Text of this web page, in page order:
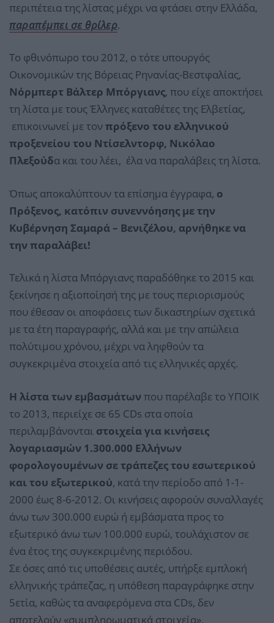
περιπέτεια της λίστας μέχρι να φτάσει στην Ελλάδα,
παραπέμπει σε θρίλερ.
Το φθινόπωρο του 2012, ο τότε υπουργός
Οικονομικών της Βόρειας Ρηνανίας-Βεστφαλίας,
Νόρμπερτ Βάλτερ Μπόργιανς, που είχε αποκτήσει
τη λίστα με τους Έλληνες καταθέτες της Ελβετίας,
επικοινωνεί με τονπρόξενο του ελληνικού
προξενείου του Ντίσελντορφ, Νικόλαο
Πλεξούδα και του λέει, έλα να παραλάβεις τη λίστα.
Όπως αποκαλύπτουν τα επίσημα έγγραφα, ο
Πρόξενος, κατόπιν συνεννόησης με την
Κυβέρνηση Σαμαρά – Βενιζέλου, αρνήθηκε να
την παραλάβει!
Τελικά η λίστα Μπόργιανς παραδόθηκε το 2015 και
ξεκίνησε η αξιοποίησή της με τους περιορισμούς
που έθεσαν οι αποφάσεις των δικαστηρίων σχετικά
με τα έτη παραγραφής, αλλά και με την απώλεια
πολύτιμου χρόνου, μέχρι να ληφθούν τα
συγκεκριμένα στοιχεία από τις ελληνικές αρχές.
Η λίστα των εμβασμάτων που παρέλαβε το ΥΠΟΙΚ
το 2013, περιείχε σε 65 CDs στα οποία
περιλαμβάνονται στοιχεία για κινήσεις
λογαριασμών 1.300.000 Ελλήνων
φορολογουμένων σε τράπεζες του εσωτερικού
και του εξωτερικού, κατά την περίοδο από 1-1-
2000 έως 8-6-2012. Οι κινήσεις αφορούν συναλλαγές
άνω των 300.000 ευρώ ή εμβάσματα προς το
εξωτερικό άνω των 100.000 ευρώ, τουλάχιστον σε
ένα έτος της συγκεκριμένης περιόδου.
Σε όσες από τις υποθέσεις αυτές, υπήρξε εμπλοκή
ελληνικής τράπεζας, η υπόθεση παραγράφηκε στην
5ετία, καθώς τα αναφερόμενα στα CDs, δεν
αποτελούν «συμπληρωματικά στοιχεία».